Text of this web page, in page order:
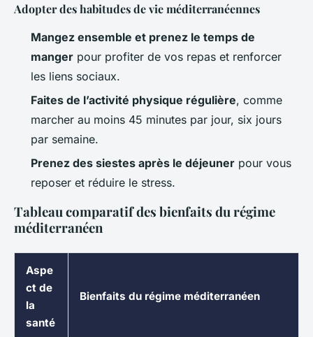
Adopter des habitudes de vie méditerranéennes
Mangez ensemble et prenez le temps de
manger pour profiter de vos repas et renforcer
les liens sociaux.
Faites de l’activité physique régulière, comme
marcher au moins 45 minutes par jour, six jours
par semaine.
Prenez des siestes après le déjeuner pour vous
reposer et réduire le stress.
Tableau comparatif des bienfaits du régime
méditerranéen
Aspe
ct de
la
santé
Bienfaits du régime méditerranéen